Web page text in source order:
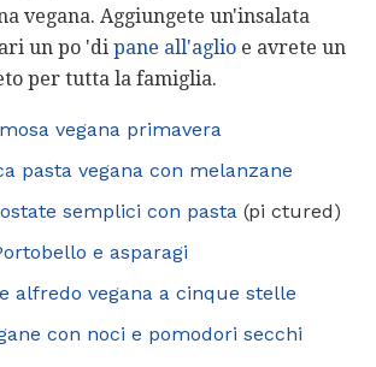
vegana. Aggiungete un'insalata
un po 'di pane all'aglio e avrete un
per tutta la famiglia.
vegana primavera
pasta vegana con melanzane
semplici con pasta (pi ctured)
e asparagi
alfredo vegana a cinque stelle
con noci e pomodori secchi